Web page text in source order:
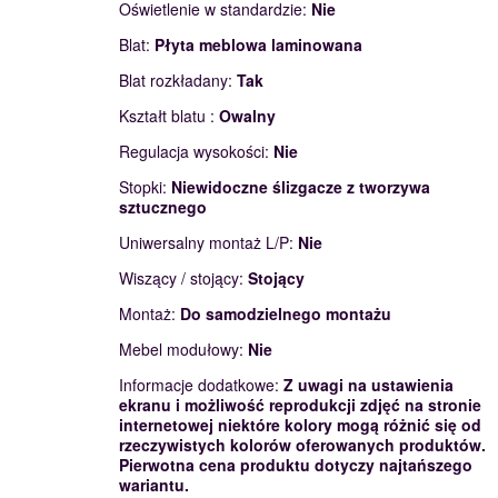
Oświetlenie w standardzie: Nie
Blat: Płyta meblowa laminowana
Blat rozkładany: Tak
Kształt blatu : Owalny
Regulacja wysokości: Nie
Stopki: Niewidoczne ślizgacze z tworzywa
sztucznego
Uniwersalny montaż L/P: Nie
Wiszący / stojący: Stojący
Montaż: Do samodzielnego montażu
Mebel modułowy: Nie
Informacje dodatkowe: Z uwagi na ustawienia
ekranu i możliwość reprodukcji zdjęć na stronie
internetowej niektóre kolory mogą różnić się od
rzeczywistych kolorów oferowanych produktów.
Pierwotna cena produktu dotyczy najtańszego
wariantu.